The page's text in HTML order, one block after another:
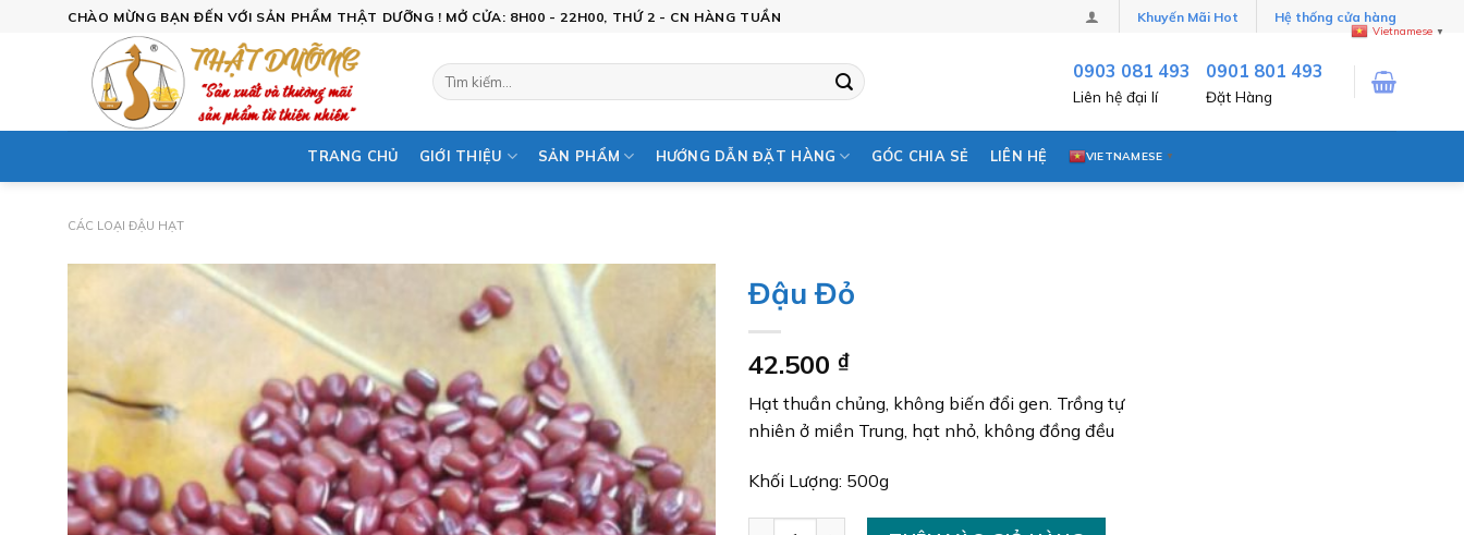
CHÀO MỪNG BẠN ĐẾN VỚI SẢN PHẨM THẬT DƯỠNG ! MỞ CỬA: 8H00 - 22H00, THỨ 2 - CN HÀNG TUẦN Khuyến Mãi Hot Hệ thống cửa hàng
Tìm
kiếm:
0903 081 493
Liên hệ đại lí
0901 801 493
Đặt Hàng
TRANG CHỦ GIỚI THIỆU SẢN PHẨM HƯỚNG DẪN ĐẶT HÀNG GÓC CHIA SẺ LIÊN HỆ VIETNAMESE ▼
CÁC LOẠI ĐẬU HẠT
wishlist
Đậu Đỏ
42.500 ₫
Hạt thuần chủng, không biến đổi gen. Trồng tự
nhiên ở miền Trung, hạt nhỏ, không đồng đều
Khối Lượng: 500g
Vietnamese ▼